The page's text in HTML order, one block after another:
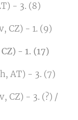
- 3. (8)
CZ) - 1. (9)
- 1. (17)
AT) - 3. (7)
CZ) - 3. (?) /